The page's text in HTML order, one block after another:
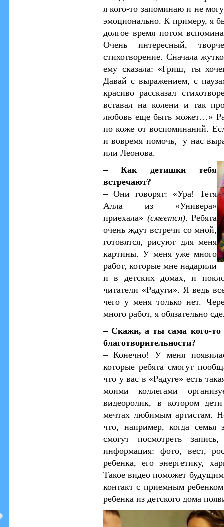
я кого-то запоминаю и не
эмоционально. К примеру, я
долгое время потом
Очень интересный,
стихотворение. Сначала
ему сказала: «Гриш, ты
Давай с выражением, с
красиво рассказал
вставал на колени и так
любовь еще быть может…»
по коже от воспоминаний.
и вовремя помочь, у нас
или Леонова.
– Как детишки тебя
встречают?
– Они говорят: «Ура! Тетя
Алла из «Универа»
приехала» (смеется). Ребята
очень ждут встречи со мной,
готовятся, рисуют для меня
картины. У меня уже много
работ, которые мне надарили
и в детских домах, и
читатели «Радуги». Я ведь
чего у меня только нет.
много работ, я обязательно
– Скажи, а ты сама кого-то
благотворительности?
– Конечно! У меня
которые ребята смогут
что у вас в «Радуге» есть
моими коллегами
видеоролик, в котором
мечтах любимым артистам.
что, например, когда семья
смогут посмотреть
информация: фото, вест,
ребенка, его энергетику,
Такое видео поможет
контакт с приемным
ребенка из детского дома